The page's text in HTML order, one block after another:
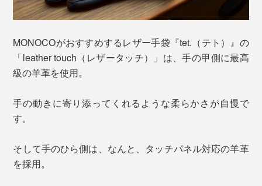
MONOCOがおすすめするレザー手袋『tet.（テト）』の
「leather touch（レザータッチ）」は、手の甲側に最高
級の羊革を使用。
手の動きに寄り添ってくれるような柔らかさが自慢で
す。
そして手のひら側は、なんと、タッチパネル対応の羊革
を採用。